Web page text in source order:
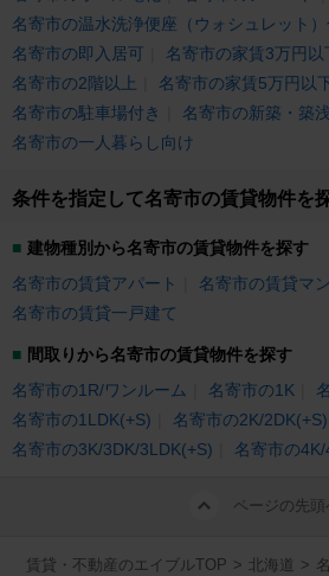
名寄市の温水洗浄便座（ウォシュレット）
名寄市の即入居可
名寄市の家賃3万円以
名寄市の2階以上
名寄市の家賃5万円以
名寄市の駐車場付き
名寄市の新築・築浅
名寄市の一人暮らし向け
条件を指定して名寄市の賃貸物件を
建物種別から名寄市の賃貸物件を探す
名寄市の賃貸アパート
名寄市の賃貸マ
名寄市の賃貸一戸建て
間取りから名寄市の賃貸物件を探す
名寄市の1R/ワンルーム
名寄市の1K
名寄市の1LDK(+S)
名寄市の2K/2DK(+S)
名寄市の3K/3DK/3LDK(+S)
名寄市の
ページの先頭
賃貸・不動産のエイブルTOP > 北海道 >